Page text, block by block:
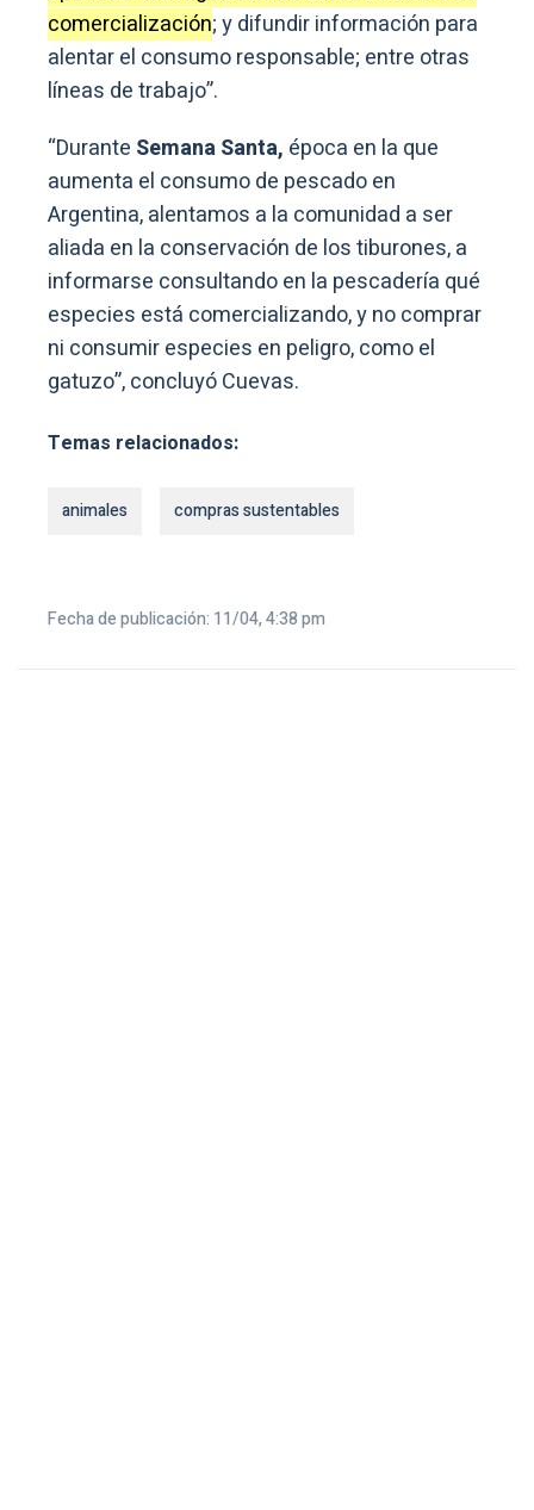
comercialización; y difundir información para
alentar el consumo responsable; entre otras
líneas de trabajo”.
“Durante Semana Santa, época en la que
aumenta el consumo de pescado en
Argentina, alentamos a la comunidad a ser
aliada en la conservación de los tiburones, a
informarse consultando en la pescadería qué
especies está comercializando, y no comprar
ni consumir especies en peligro, como el
gatuzo”, concluyó Cuevas.
Temas relacionados:
animales compras sustentables
Fecha de publicación: 11/04, 4:38 pm